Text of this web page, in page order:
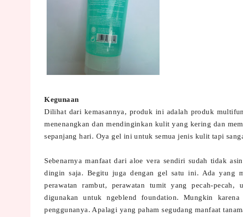
Kegunaan
Dilihat dari kemasannya, produk ini adalah produk
menenangkan dan mendinginkan kulit yang kering dan
sepanjang hari. Oya gel ini untuk semua jenis kulit tapi
Sebenarnya manfaat dari aloe vera sendiri sudah tidak
dingin saja. Begitu juga dengan gel satu ini. Ada yang
perawatan rambut, perawatan tumit yang pecah-
digunakan untuk ngeblend foundation. Mungkin
penggunanya. Apalagi yang paham segudang manfaat